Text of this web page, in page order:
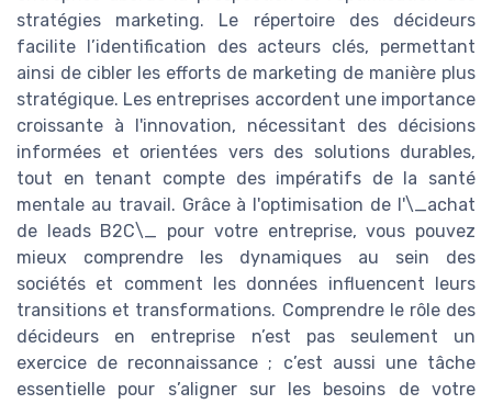
stratégies marketing. Le répertoire des décideurs
facilite l’identification des acteurs clés, permettant
ainsi de cibler les efforts de marketing de manière plus
stratégique. Les entreprises accordent une importance
croissante à l'innovation, nécessitant des décisions
informées et orientées vers des solutions durables,
tout en tenant compte des impératifs de la santé
mentale au travail. Grâce à l'optimisation de l'\_achat
de leads B2C\_ pour votre entreprise, vous pouvez
mieux comprendre les dynamiques au sein des
sociétés et comment les données influencent leurs
transitions et transformations. Comprendre le rôle des
décideurs en entreprise n’est pas seulement un
exercice de reconnaissance ; c’est aussi une tâche
essentielle pour s’aligner sur les besoins de votre